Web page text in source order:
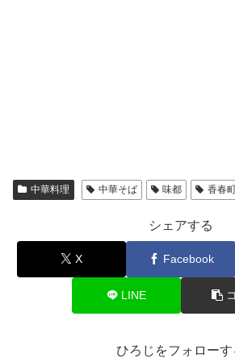
中華料理 中華そば 味都 香春
シェアする
X Facebook
LINE
ひろじをフォローす